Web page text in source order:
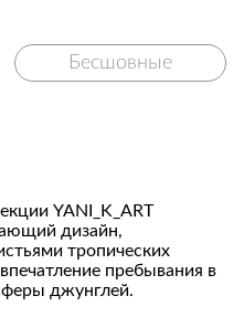
Бесшовные
YANI_K_ART
дизайн,
тропических
пребывания в
джунглей.